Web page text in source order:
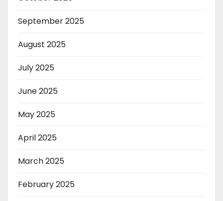
September 2025
August 2025
July 2025
June 2025
May 2025
April 2025
March 2025
February 2025